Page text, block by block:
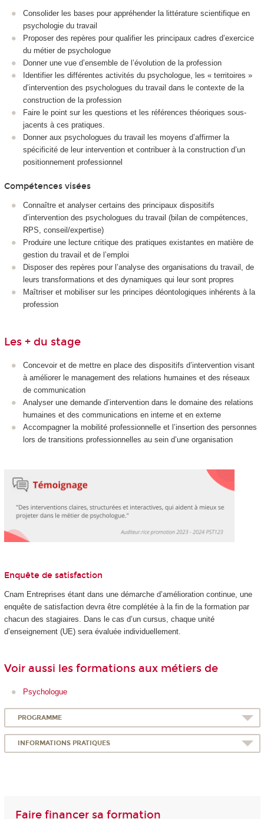
Consolider les bases pour appréhender la littérature scientifique en
psychologie du travail
Proposer des repères pour qualifier les principaux cadres d’exercice
du métier de psychologue
Donner une vue d’ensemble de l’évolution de la profession
Identifier les différentes activités du psychologue, les « territoires »
d’intervention des psychologues du travail dans le contexte de la
construction de la profession
Faire le point sur les questions et les références théoriques sous-
jacents à ces pratiques.
Donner aux psychologues du travail les moyens d’affirmer la
spécificité de leur intervention et contribuer à la construction d’un
positionnement professionnel
Compétences visées
Connaître et analyser certains des principaux dispositifs
d’intervention des psychologues du travail (bilan de compétences,
RPS, conseil/expertise)
Produire une lecture critique des pratiques existantes en matière de
gestion du travail et de l’emploi
Disposer des repères pour l’analyse des organisations du travail, de
leurs transformations et des dynamiques qui leur sont propres
Maîtriser et mobiliser sur les principes déontologiques inhérents à la
profession
Les + du stage
Concevoir et de mettre en place des dispositifs d’intervention visant
à améliorer le management des relations humaines et des réseaux
de communication
Analyser une demande d’intervention dans le domaine des relations
humaines et des communications en interne et en externe
Accompagner la mobilité professionnelle et l’insertion des personnes
lors de transitions professionnelles au sein d’une organisation
Enquête de satisfaction
Cnam Entreprises étant dans une démarche d’amélioration continue, une
enquête de satisfaction devra être complétée à la fin de la formation par
chacun des stagiaires. Dans le cas d’un cursus, chaque unité
d’enseignement (UE) sera évaluée individuellement.
Voir aussi les formations aux métiers de
Psychologue
PROGRAMME
INFORMATIONS PRATIQUES
Faire financer sa formation